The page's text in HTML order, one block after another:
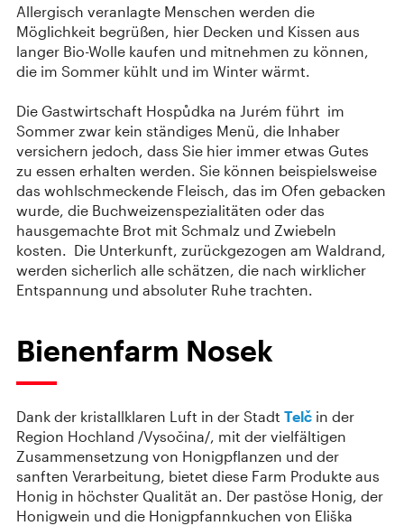
Allergisch veranlagte Menschen werden die
Möglichkeit begrüßen, hier Decken und Kissen aus
langer Bio-Wolle kaufen und mitnehmen zu können,
die im Sommer kühlt und im Winter wärmt.
Die Gastwirtschaft Hospůdka na Jurém führt im
Sommer zwar kein ständiges Menü, die Inhaber
versichern jedoch, dass Sie hier immer etwas Gutes
zu essen erhalten werden. Sie können beispielsweise
das wohlschmeckende Fleisch, das im Ofen gebacken
wurde, die Buchweizenspezialitäten oder das
hausgemachte Brot mit Schmalz und Zwiebeln
kosten. Die Unterkunft, zurückgezogen am Waldrand,
werden sicherlich alle schätzen, die nach wirklicher
Entspannung und absoluter Ruhe trachten.
Bienenfarm Nosek
Dank der kristallklaren Luft in der Stadt Telč in der
Region Hochland /Vysočina/, mit der vielfältigen
Zusammensetzung von Honigpflanzen und der
sanften Verarbeitung, bietet diese Farm Produkte aus
Honig in höchster Qualität an. Der pastöse Honig, der
Honigwein und die Honigpfannkuchen von Eliška